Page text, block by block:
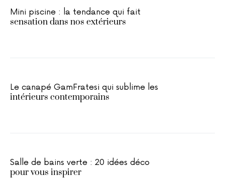
Mini piscine : la tendance qui fait
sensation dans nos extérieurs
Le canapé GamFratesi qui sublime les
intérieurs contemporains
Salle de bains verte : 20 idées déco
pour vous inspirer